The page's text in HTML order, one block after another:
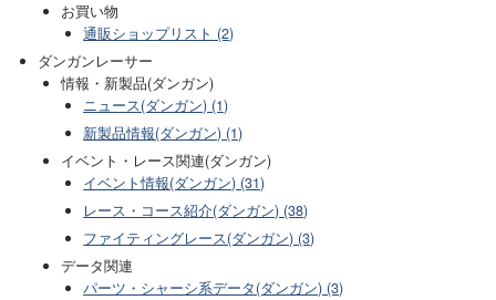
お買い物
通販ショップリスト (2)
ダンガンレーサー
情報・新製品(ダンガン)
ニュース(ダンガン) (1)
新製品情報(ダンガン) (1)
イベント・レース関連(ダンガン)
イベント情報(ダンガン) (31)
レース・コース紹介(ダンガン) (38)
ファイティングレース(ダンガン) (3)
データ関連
パーツ・シャーシ系データ(ダンガン) (3)